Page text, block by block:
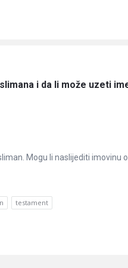
i da li može uzeti
Mogu li naslijediti imovinu
testament